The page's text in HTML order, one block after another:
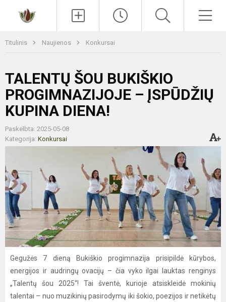
Titulinis Naujienos Konkursai
TALENTŲ ŠOU BUKIŠKIO
PROGIMNAZIJOJE – ĮSPŪDŽIŲ
KUPINA DIENA!
Paskelbta: 2025-05-08
Kategorija: Konkursai
Gegužės 7 dieną Bukiškio progimnazija prisipildė kūrybos,
energijos ir audringų ovacijų – čia vyko ilgai lauktas renginys
„Talentų šou 2025“! Tai šventė, kurioje atsiskleidė mokinių
talentai – nuo muzikinių pasirodymų iki šokio, poezijos ir netikėtų